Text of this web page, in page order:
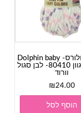
דולפין קולורס- Dolphin baby
colors- גוון 80410- לבן סגול
וורוד
₪24.00
הוסף לסל